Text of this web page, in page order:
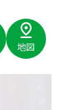
地図